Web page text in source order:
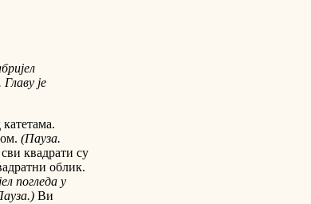
је
(Пауза.
квадрати су
облик.
погледа у
Ви